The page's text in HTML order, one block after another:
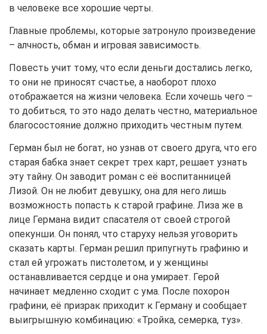
в человеке все хорошие черты.
Главные проблемы, которые затронуло произведение
– алчность, обман и игровая зависимость.
Повесть учит тому, что если деньги достались легко,
то они не приносят счастье, а наоборот плохо
отображается на жизни человека. Если хочешь чего –
то добиться, то это надо делать честно, материальное
благосостояние должно приходить честным путем.
Герман был не богат, но узнав от своего друга, что его
старая бабка знает секрет трех карт, решает узнать
эту тайну. Он заводит роман с её воспитанницей
Лизой. Он не любит девушку, она для него лишь
возможность попасть к старой графине. Лиза же в
лице Германа видит спасателя от своей строгой
опекунши. Он понял, что старуху нельзя уговорить
сказать карты. Герман решил припугнуть графиню и
стал ей угрожать пистолетом, и у женщины
останавливается сердце и она умирает. Герой
начинает медленно сходит с ума. После похорон
графини, её призрак приходит к Герману и сообщает
выигрышную комбинацию: «Тройка, семерка, туз».